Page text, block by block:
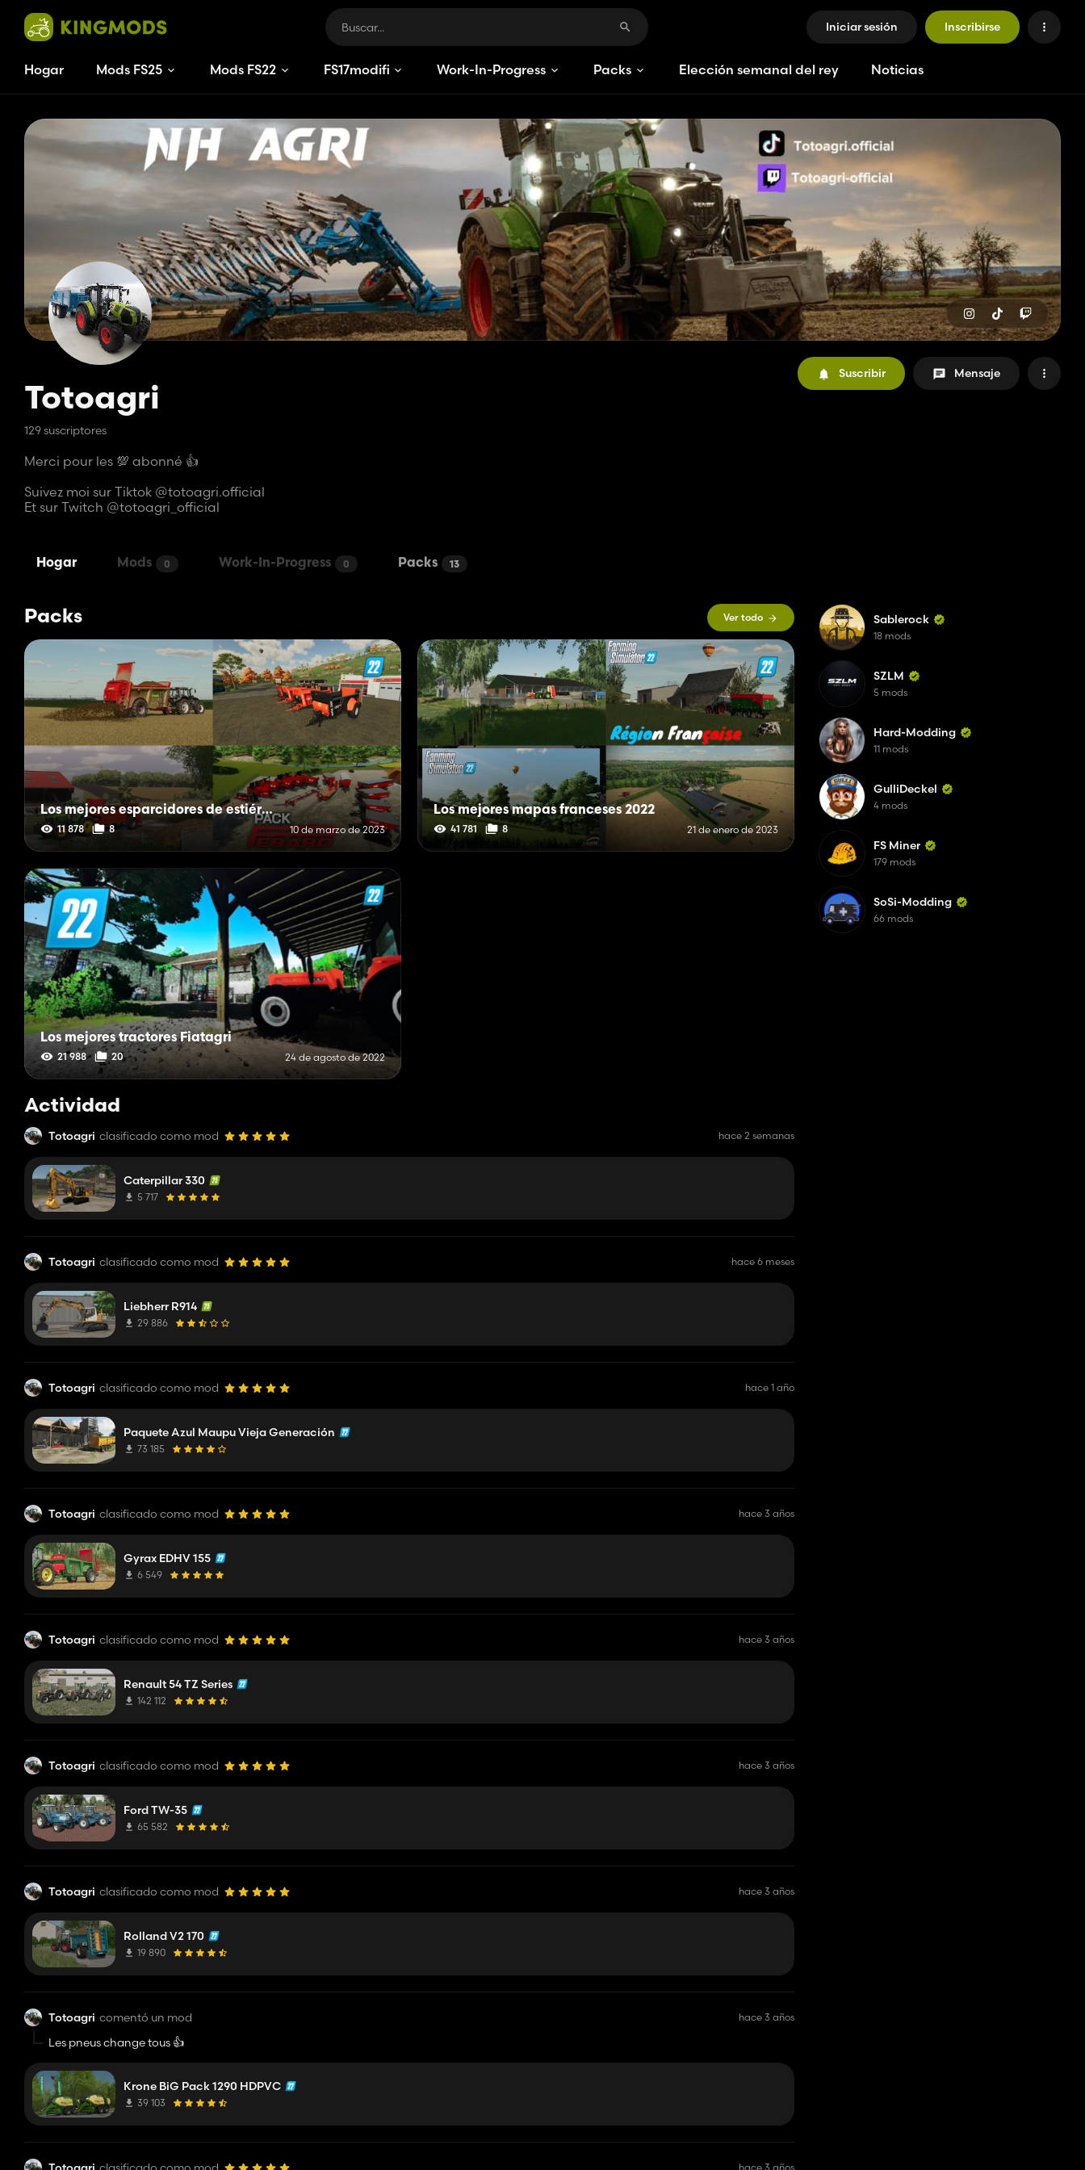
Iniciar sesión Inscribirse
Hogar Mods FS25 Mods FS22 FS17modificacionesWork-In-Progress Packs Elección semanal del rey Noticias
Totoagri
129 suscriptores
Merci pour les 💯 abonné 👍
Suivez moi sur Tiktok @totoagri.official
Et sur Twitch @totoagri_official
Suscribir Mensaje
Hogar Mods 0 Work-In-Progress 0 Packs 13
Packs Ver todo
Los mejores esparcidores de estiércol franceses
11 878 8 10 de marzo de 2023
Los mejores mapas franceses 2022
41 781 8 21 de enero de 2023
Los mejores tractores Fiatagri
21 988 20 24 de agosto de 2022
Actividad
Totoagri clasificado como mod hace 2 semanas
Caterpillar 330
5 717
Totoagri clasificado como mod hace 6 meses
Liebherr R914
29 886
Totoagri clasificado como mod hace 1 año
Paquete Azul Maupu Vieja Generación
73 185
Totoagri clasificado como mod hace 3 años
Gyrax EDHV 155
6 549
Totoagri clasificado como mod hace 3 años
Renault 54 TZ Series
142 112
Totoagri clasificado como mod hace 3 años
Ford TW-35
65 582
Totoagri clasificado como mod hace 3 años
Rolland V2 170
19 890
Totoagri comentó un mod hace 3 años
Les pneus change tous 👍
Krone BiG Pack 1290 HDPVC
39 103
hace 3 años
Sablerock
18 mods
SZLM
5 mods
Hard-Modding
11 mods
GulliDeckel
4 mods
FS Miner
179 mods
SoSi-Modding
66 mods